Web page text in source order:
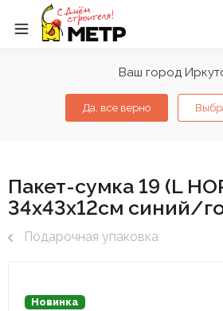
Ваш город
Да, все верно
Пакет-сумка 19 (L
34х43х12см синий/
Подарочная упаковка
Новинка